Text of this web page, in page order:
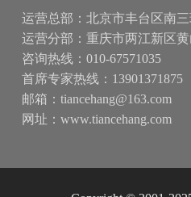
运营总部：北京市丰台区南
运营分部：重庆市两江新区
咨询热线：010-67571035
首席专家热线：13901371875
邮箱：tiancehang@163.com
网址：www.tiancehang.com